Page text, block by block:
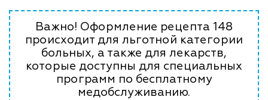
Важно! Оформление рецепта 148
происходит для льготной категории
больных, а также для лекарств,
которые доступны для специальных
программ по бесплатному
медобслуживанию.